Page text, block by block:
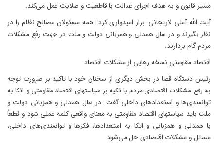
مسیر قانون و به هدف اجرای عدالت با قاطعیت و صلابت عمل می‌کند.
آیت الله آملی لاریجانی ابراز امیدواری کرد: همه مسئولان مصالح نظام را در
نظر بگیرند و در سال همدلی و همزبانی دولت و ملت در جهت رفع مشکلات
مردم گام بردارند.
اقتصاد مقاومتی نسخه رهایی از مشکلات اقتصاد
رئیس دستگاه قضا در بخش دیگری از سخنان خود با تاکید بر ضرورت توجه
به رفع مشکلات اقتصادی مردم با تکیه بر سیاستهای اقتصاد مقاومتی و اتکا به
توانمندی‌ها و استعدادهای داخلی گفت: در سال همدلی و همزبانی دولت و
ملت باید سیاستهای اقتصاد مقاومتی به معنای واقعی کلمه عملی شود و قطعاً
با همدلی و همزبانی و اتکا به استعدادها، فکرها و توانمندی‌های داخلی،
مسائل و مشکلات اقتصادی حل می‌شود.